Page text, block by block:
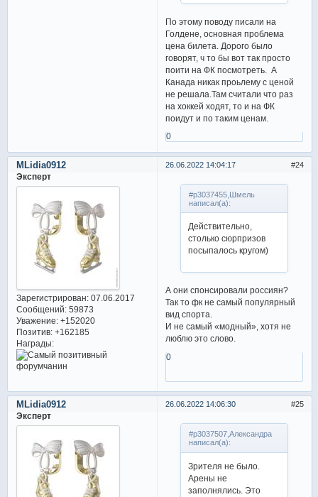
По этому поводу писали на
Голдене, основная проблема
цена билета. Дорого было
говорят, ч то бы вот так просто
поити на ФК посмотреть. А
Канада никак проьлему с ценой
не решала.Там считали что раз
на хоккей ходят, то и на ФК
поидут и по таким ценам.
0
24
26.06.2022 14:04:17
MLidia0912
Эксперт
Зарегистрирован: 07.06.2017
Сообщений:59873
Уважение: +152020
Позитив: +162185
Награды:
#p3037455,Шмель
написал(а):
Действительно,
столько сюрпризов
посыпалось кругом)
А они спонсировали россиян?
Так то фк не самый популярный
вид спорта.
И не самый «модный», хотя не
люблю это слово.
0
25
26.06.2022 14:06:30
MLidia0912
Эксперт
#p3037507,Александра
написал(а):
Зрителя не было.
Арены не
заполнялись. Это